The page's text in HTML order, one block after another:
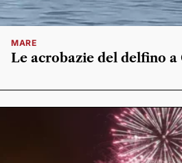
MARE
Le acrobazie del delfino a